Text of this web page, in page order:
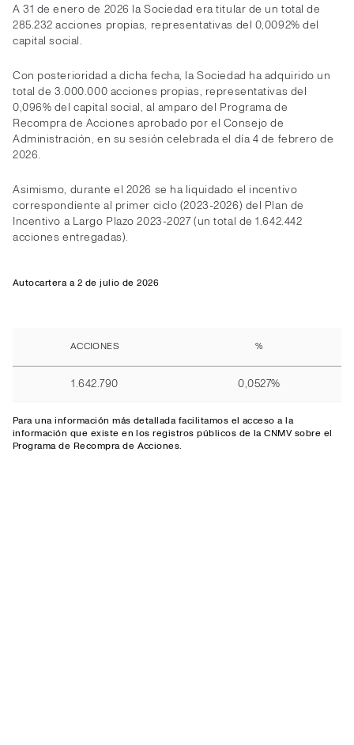
A 31 de enero de 2026 la Sociedad era titular de un total de
285.232 acciones propias, representativas del 0,0092% del
capital social.
Con posterioridad a dicha fecha, la Sociedad ha adquirido un
total de 3.000.000 acciones propias, representativas del
0,096% del capital social, al amparo del Programa de
Recompra de Acciones aprobado por el Consejo de
Administración, en su sesión celebrada el día 4 de febrero de
2026.
Asimismo, durante el 2026 se ha liquidado el incentivo
correspondiente al primer ciclo (2023-2026) del Plan de
Incentivo a Largo Plazo 2023-2027 (un total de 1.642.442
acciones entregadas).
Autocartera a 2 de julio de 2026
ACCIONES %
1.642.790 0,0527%
Para una información más detallada facilitamos el accesoa la
información que existe en los registros públicos de la CNMV sobre el
Programa de Recompra de Acciones.